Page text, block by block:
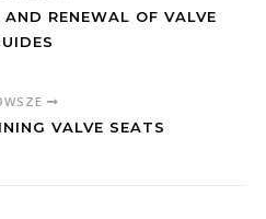
RENEWAL OF VALVE
VALVE SEATS